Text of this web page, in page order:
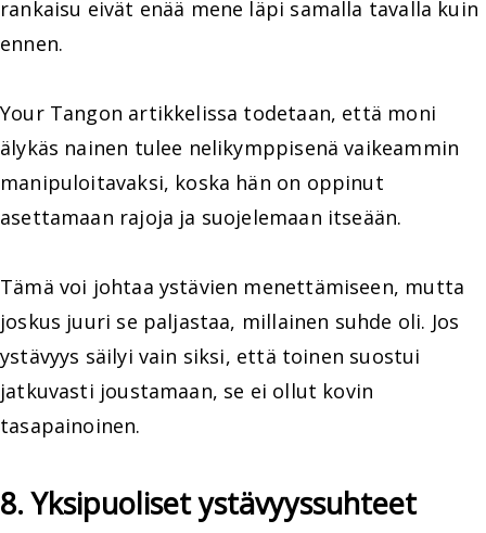
rankaisu eivät enää mene läpi samalla tavalla kuin
ennen.
Your Tangon artikkelissa todetaan, että moni
älykäs nainen tulee nelikymppisenä vaikeammin
manipuloitavaksi, koska hän on oppinut
asettamaan rajoja ja suojelemaan itseään.
Tämä voi johtaa ystävien menettämiseen, mutta
joskus juuri se paljastaa, millainen suhde oli. Jos
ystävyys säilyi vain siksi, että toinen suostui
jatkuvasti joustamaan, se ei ollut kovin
tasapainoinen.
8. Yksipuoliset ystävyyssuhteet